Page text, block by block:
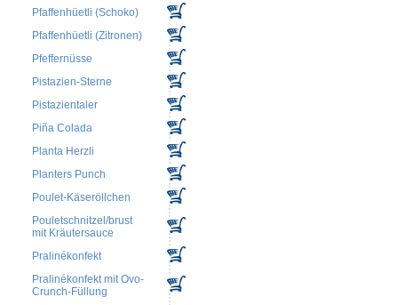
Pfaffenhüetli (Schoko)
Pfaffenhüetli (Zitronen)
Pfeffernüsse
Pistazien-Sterne
Pistazientaler
Piña Colada
Planta Herzli
Planters Punch
Poulet-Käseröllchen
Pouletschnitzel/brust
mit Kräutersauce
Pralinékonfekt
Pralinékonfekt mit Ovo-
Crunch-Füllung